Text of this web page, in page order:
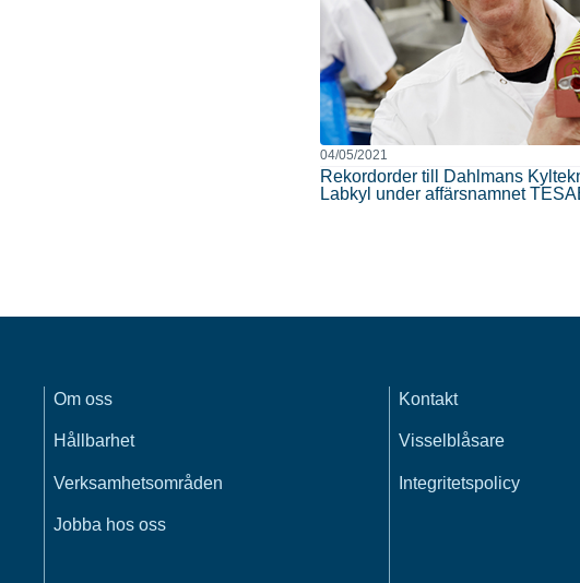
04/05/2021
Rekordorder till Dahlmans
Labkyl under affärsnamnet
Om oss
Hållbarhet
Verksamhetsområden
Jobba hos oss
Kontakt
Visselblåsare
Integritetspolicy